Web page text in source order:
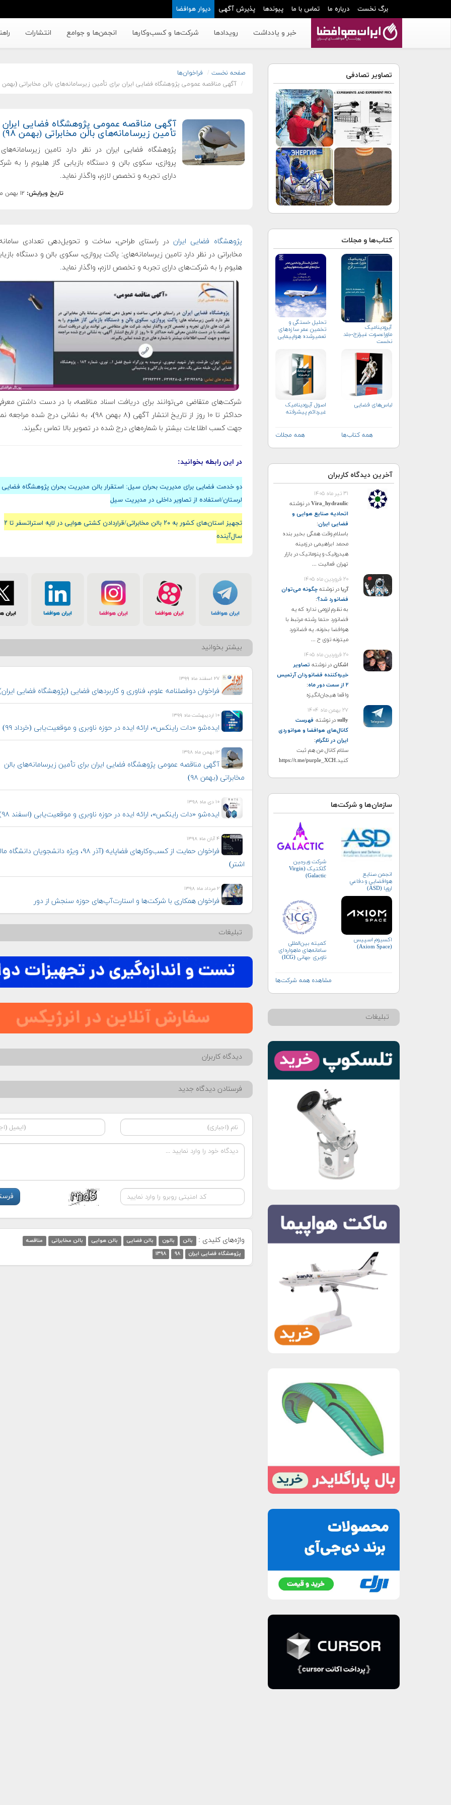
برگ نخست درباره ما تماس با ما پیوندها پذیرش آگهی دیوار هوافضا
خبر و یادداشت رویدادها شرکت‌ها و کسب‌وکار‌ها انجمن‌ها و جوامع انتشارات
تصاویر تصادفی
کتاب‌ها و مجلات
آیرودینامیک
ماوراءصوت غیرلزج-جلد
نخست
تحلیل خستگی و
تخمین عمر سازه‌های
تعمیرشده هواپیمایی
لباس‌های فضایی
اصول آيروديناميک
غيردائم پيشرفته
همه کتاب‌ها همه مجلات
آخرین دیدگاه کاربران
۳۱ تیر ماه ۱۴۰۵
Vira_hydraulicدر نوشته
اتحادیه صنایع هوایی و
فضایی ایران:
باسلام وقت همگی بخیر بنده
محمد ابراهیمی درزمینه
هیدرولیک و پنوماتیک در بازار
تهران فعالیت ...
۲۰ فروردین ماه ۱۴۰۵
آریادر نوشتهچگونه می‌توان
فضانورد شد؟:
به نظرم لزومی نداره که یه
فضانورد حتما رشته مرتبط با
هوافضا بخونه. یه فضانورد
میتونه توی ح ...
۲۰ فروردین ماه ۱۴۰۵
اشکاندر نوشته تصاویر
خیره‌کننده فضانوردان آرتمیس
۲ از سمت دور ماه
:
واقعا هیجان‌انگیزه
۲۷ بهمن ماه ۱۴۰۴
sullyدر نوشته فهرست
کانال‌های هوافضا و هوانوردی
ایران در تلگرام:
سلام کانال من هم ثبت
کنید.https://t.me/purple_XCH
سازمان‌ها و شرکت‌ها
انجمن صنايع
هوافضايي و دفاعي
اروپا (ASD)
شرکت ویرجین
گلکتیک (Virgin
Galactic)
اکسیوم اسپیس
(Axiom Space)
کمیته بین‌المللی
سامانه‌های ماهواره‌ای
ناوبری جهانی (ICG)
مشاهده همه شرکت‌ها
تبلیغات
صفحه نخست
فراخوان‌ها
آگهی مناقصه عمومی پژوهشگاه فضایی ایران برای تأمین زیرسامانه‌های بالن مخابراتی (بهمن ۹۸)
آگهی مناقصه عمومی پژوهشگاه فضایی ایران
تأمین زیرسامانه‌های بالن مخابراتی (بهمن ۹۸)
پژوهشگاه فضایی ایران در نظر دارد تامین
پروازی، سکوی بالن و دستگاه بازیابی گاز هلیوم را به
دارای تجربه و تخصص لازم، واگذار نماید.
تاریخ ویرایش: ۱۲ بهمن ماه ۱۳۹۸
پژوهشگاه فضایی ایراندر راستای طراحی، ساخت و تحویل‌دهی تعدادی
مخابراتی در نظر دارد تامین زیرسامانه‌های: پاکت پروازی، سکوی بالن و دستگاه
هلیوم را به شرکت‌های دارای تجربه و تخصص لازم، واگذار نماید.
شرکت‌های متقاضی می‌توانند برای دریافت اسناد مناقصه، با در دست داشتن
حداکثر تا ۱۰ روز از تاریخ انتشار آگهی (۸ بهمن ۹۸)، به نشانی درج شده
جهت کسب اطلاعات بیشتر با شماره‌های درج شده در تصویر بالا تماس بگیرند.
در این رابطه بخوانید:
دو خدمت فضایی برای مدیریت بحران سیل: استقرار بالن مدیریت بحران پژوهشگاه‌ فضایی
لرستان/استفاده از تصاویر داخلی در مدیریت سیل
تجهیز استان‌های کشور به ۲۰ بالن مخابراتی/قراردادن کشتی‌ هوایی در لایه استراتسفر تا ۲
سال‌آینده
بیشتر بخوانید
۲۷ اسفند ماه ۱۳۹۹
فراخوان دوفصلنامه علوم، فناوری و کاربردهای فضایی (پژوهشگاه فضایی
۱۰ اردیبهشت ماه ۱۳۹۹
ایده‌شو «دات راینکس»، ارائه ایده در حوزه ناوبری و موقعیت‌یابی (خرداد ۹۹)
۱۲ بهمن ماه ۱۳۹۸
آگهی مناقصه عمومی پژوهشگاه فضایی ایران برای تأمین زیرسامانه‌های بالن
مخابراتی (بهمن ۹۸)
۱۰ دی ماه ۱۳۹۸
ایده‌شو «دات راینکس»، ارائه ایده در حوزه ناوبری و موقعیت‌یابی (اسفند ۹۸)
۴ آبان ماه ۱۳۹۸
فراخوان حمایت از کسب‌وکارهای فضاپایه (آذر ۹۸، ویژه دانشجویان
اشتر)
۲ مرداد ماه ۱۳۹۸
فراخوان همکاری با شرکت‌ها و استارت‌‌آپ‌‌های حوزه سنجش از دور
تبلیغات
دیدگاه کاربران
فرستادن دیدگاه جدید
واژه‌های کلیدی : بالن بالون بالن فضایی بالن هوایی بالن مخابراتی
مناقصه
پژوهشگاه فضایی ایران
۹۸ ۱۳۹۸